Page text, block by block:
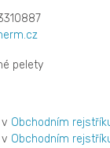
pelety
Obchodním
Obchodním